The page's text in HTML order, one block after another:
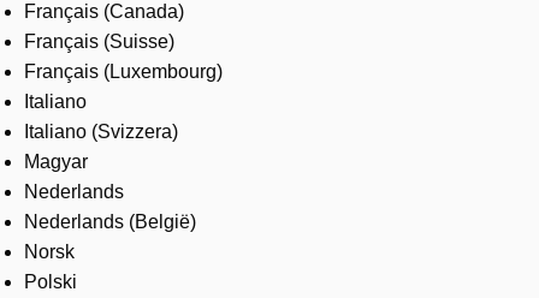
Français (Canada)
Français (Suisse)
Français (Luxembourg)
Italiano
Italiano (Svizzera)
Magyar
Nederlands
Nederlands (België)
Norsk
Polski